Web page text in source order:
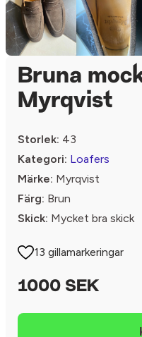
Bruna
Myrqvist
Storlek: 43
Kategori: Loafers
Märke: Myrqvist
Färg: Brun
Skick: Mycket bra skick
13 gillamarkeringar
1000 SEK